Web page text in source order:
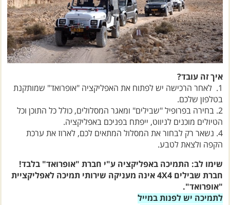
איך זה עובד?
1. לאחר הרכישה יש לפתוח את האפליקציה "אופרואד" שמותקנת
בטלפון שלכם.
2. בחירה בפרופיל "שבילים" ומאגר המסלולים, כולל כל התוכן וכל
הטיולים מוכנים לניווט, ייפתח בפניכם באפליקציה.
4. נשאר רק
לבחור את המסלול המתאים לכם, לארוז את ערכת
הקפה ולצאת לטבע.
שימו לב: התמיכה באפליקציה ע"י חברת "אופרואד" בלבד!
חברת שבילים 4X4 אינה מעניקה שירותי תמיכה לאפליקציית
"אופרואד".
לתמיכה יש לפנות במייל
support@off-road.io